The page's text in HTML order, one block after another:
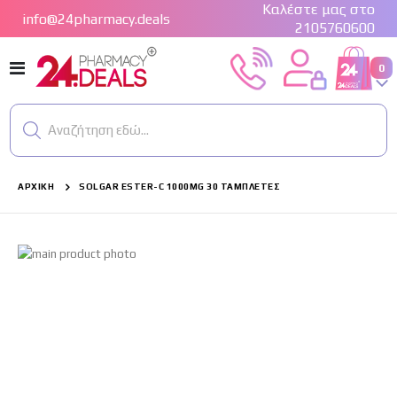
info@24pharmacy.deals
Καλέστε μας στο
2105760600
Εναλλαγή
Πλοήγησης
Cart
0
Αναζήτηση εδώ...
ΑΡΧΙΚΉ SOLGAR ESTER-C 1000MG 30 ΤΑΜΠΛΕΤΕΣ
Μετάβαση